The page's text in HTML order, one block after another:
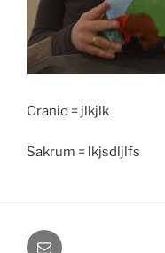
Cranio = jlkjlk
Sakrum = lkjsdljlfs
E-